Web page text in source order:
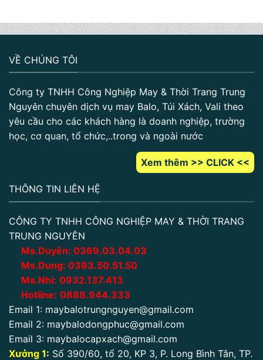
VỀ CHÚNG TÔI
Công ty TNHH Công Nghiệp May & Thời Trang Trung
Nguyên chuyên dịch vụ may Balo, Túi Xách, Vali theo
yêu cầu cho các khách hàng là doanh nghiệp, trường
học, cơ quan, tổ chức,..trong và ngoài nước
Xem thêm >> CLICK <<
THÔNG TIN LIÊN HỆ
CÔNG TY TNHH CÔNG NGHIỆP MAY & THỜI TRANG
TRUNG NGUYÊN
Ms.Duyên: 0369.03.04.03
Ms.Dung: 0393.50.51.50
Ms.Nhi: 0932.137.413
Hotline: 0888.944.333
Email 1: maybalotrungnguyen@gmail.com
Email 2: maybalodongphuc@gmail.com
Email 3: maybalocapxach@gmail.com
Xưởng 1: Số 390/60, tổ 20, KP 3, P. Long Bình Tân, TP.